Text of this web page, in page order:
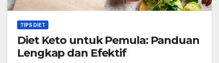
TIPS DIET
Diet Keto untuk Pemula: Panduan
Lengkap dan Efektif